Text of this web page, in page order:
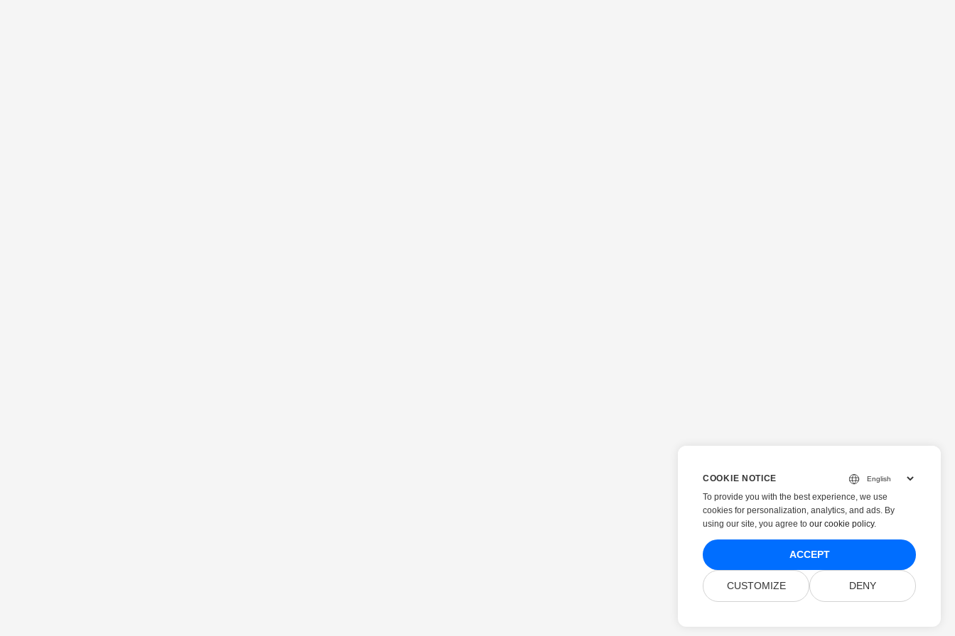
COOKIE NOTICE
To provide you with the best experience, we use
cookies for personalization, analytics, and ads. By
using our site, you agree to our cookie policy.
ACCEPT
CUSTOMIZE DENY